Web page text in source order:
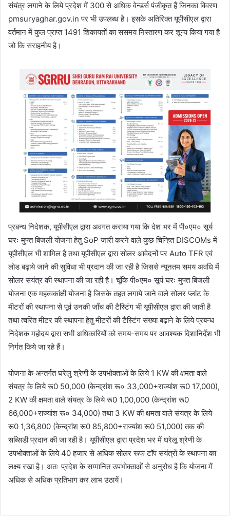
संयंत्र लगाने के लिये प्रदेश में 300 से अधिक वेन्डर्स पंजीकृत हैं जिनका विवरण
pmsuryaghar.gov.in पर भी उपलब्ध है। इसके अतिरिक्त यूपीसीएल द्वारा
वर्तमान में कुल प्राप्त 1491 शिकायतों का ससमय निस्तारण कर शून्य किया गया है
जो कि सराहनीय है।
प्रबन्ध निदेशक, यूपीसीएल द्वारा अवगत कराया गया कि देश भर में पी०एम० सूर्य
घरः मुफ्त बिजली योजना हेतु SoP जारी करने वाले कुछ चिन्हित DISCOMs में
यूपीसीएल भी शामिल है तथा यूपीसीएल द्वारा सोलर आवेदनों पर Auto TFR एवं
लोड बढ़ाये जाने की सुविधा भी प्रदान की जा रही है जिससे न्यूनतम समय अवधि में
सोलर संयंत्र की स्थापना की जा रही है। चूंकि पी०एम० सूर्य घरः मुफ्त बिजली
योजना एक महत्वकांक्षी योजना है जिसके तहत लगाये जाने वाले सोलर प्लांट के
मीटरों की स्थापना से पूर्व उनकी जाँच की टैस्टिंग भी यूपीसीएल द्वारा की जाती है
तथा त्वरित मीटर की स्थापना हेतु मीटरों की टैस्टिंग संख्या बढ़ाने के लिये प्रबन्ध
निदेशक महोदय द्वारा सभी अधिकारियों को समय-समय पर आवश्यक दिशानिर्देश भी
निर्गत किये जा रहे हैं।
योजना के अन्तर्गत घरेलु श्रेणी के उपभोक्ताओं के लिये 1 KW की क्षमता वाले
संयत्र के लिये रू0 50,000 (केन्द्रांश रू० 33,000+राज्यांश रू0 17,000),
2 KW की क्षमता वाले संयत्र के लिये रू0 1,00,000 (केन्द्रांश रू0
66,000+राज्यांश रू० 34,000) तथा 3 KW की क्षमता वाले संयत्र के लिये
रू0 1,36,800 (केन्द्रांश रू0 85,800+राज्यांश रू0 51,000) तक की
सब्सिडी प्रदान की जा रही है। यूपीसीएल द्वारा प्रदेश भर में घरेलू श्रेणी के
उपभोक्ताओं के लिये 40 हजार से अधिक सोलर रूफ टॉप संयंत्रों के स्थापना का
लक्ष्य रखा है। अतः प्रदेश के सम्मानित उपभोक्ताओं से अनुरोध है कि योजना में
अधिक से अधिक प्रतिभाग कर लाभ उठायें।